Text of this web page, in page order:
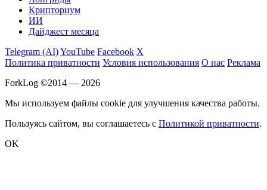
Крипториум
ИИ
Дайджест месяца
Telegram (AI)YouTube Facebook X
Политика приватности Условия использования О нас Реклама
ForkLog ©2014 — 2026
Мы используем файлы cookie для улучшения качества работы.
Пользуясь сайтом, вы соглашаетесь с Политикой приватности.
OK